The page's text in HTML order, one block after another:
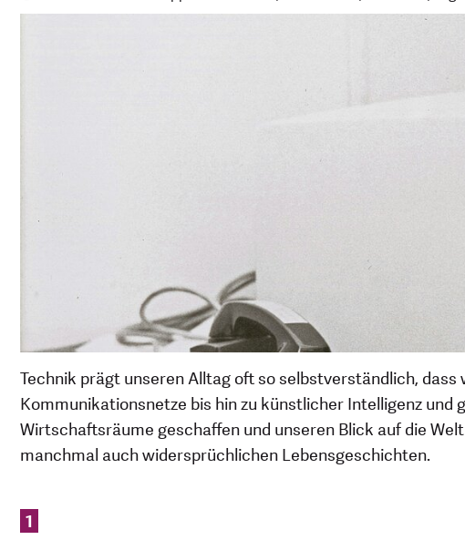
Technik prägt unseren Alltag oft so selbstverständlich,
Kommunikationsnetze bis hin zu künstlicher Intelligenz
Wirtschaftsräume geschaffen und unseren Blick auf die
manchmal auch widersprüchlichen Lebensgeschichten.
1